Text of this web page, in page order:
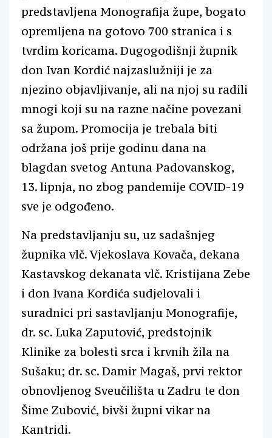
predstavljena Monografija župe, bogato
opremljena na gotovo 700 stranica i s
tvrdim koricama. Dugogodišnji župnik
don Ivan Kordić najzaslužniji je za
njezino objavljivanje, ali na njoj su radili
mnogi koji su na razne načine povezani
sa župom. Promocija je trebala biti
održana još prije godinu dana na
blagdan svetog Antuna Padovanskog,
13. lipnja, no zbog pandemije COVID-19
sve je odgođeno.
Na predstavljanju su, uz sadašnjeg
župnika vlč. Vjekoslava Kovača, dekana
Kastavskog dekanata vlč. Kristijana Zebe
i don Ivana Kordića sudjelovali i
suradnici pri sastavljanju Monografije,
dr. sc. Luka Zaputović, predstojnik
Klinike za bolesti srca i krvnih žila na
Sušaku; dr. sc. Damir Magaš, prvi rektor
obnovljenog Sveučilišta u Zadru te don
Šime Zubović, bivši župni vikar na
Kantridi.